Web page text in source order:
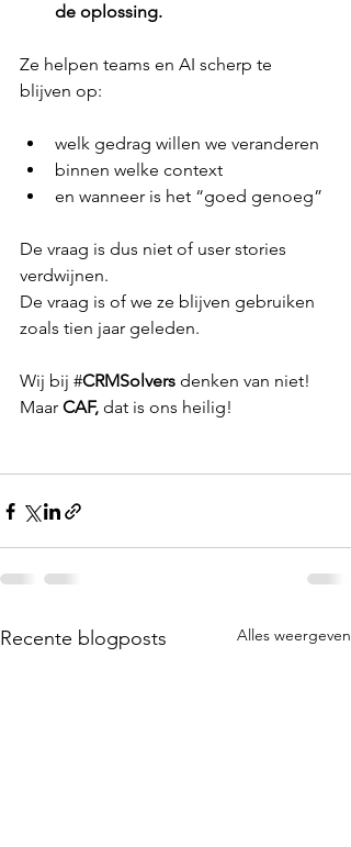
de oplossing.
Ze helpen teams en AI scherp te
blijven op:
welk gedrag willen we veranderen
binnen welke context
en wanneer is het “goed genoeg”
De vraag is dus niet of user stories
verdwijnen.
De vraag is of we ze blijven gebruiken
zoals tien jaar geleden.
Wij bij #CRMSolvers denken van niet!
Maar CAF, dat is ons heilig!
Recente blogposts Alles weergeven